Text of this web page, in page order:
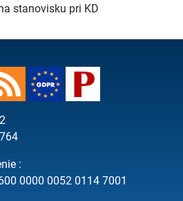
stanovisku pri KD
:
0000 0052 0114 7001